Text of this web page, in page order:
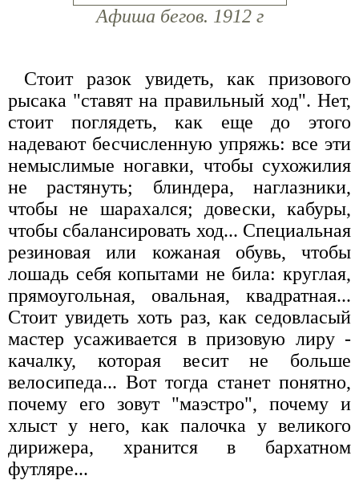
Афиша бегов. 1912 г
Стоит разок увидеть, как призового
рысака "ставят на правильный ход". Нет,
стоит поглядеть, как еще до этого
надевают бесчисленную упряжь: все эти
немыслимые ногавки, чтобы сухожилия
не растянуть; блиндера, наглазники,
чтобы не шарахался; довески, кабуры,
чтобы сбалансировать ход... Специальная
резиновая или кожаная обувь, чтобы
лошадь себя копытами не била: круглая,
прямоугольная, овальная, квадратная...
Стоит увидеть хоть раз, как седовласый
мастер усаживается в призовую лиру -
качалку, которая весит не больше
велосипеда... Вот тогда станет понятно,
почему его зовут "маэстро", почему и
хлыст у него, как палочка у великого
дирижера, хранится в бархатном
футляре...